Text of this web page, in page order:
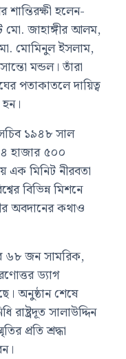
শান্তিরক্ষী হলেন-
মো. জাহাঙ্গীর আলম,
মোমিনুল ইসলাম,
মন্ডল। তাঁরা
পতাকাতলে দায়িত্ব
১৯৪৮ সাল
৪ হাজার ৫০০
এক মিনিট নীরবতা
বিভিন্ন মিশনে
অবদানের কথাও
৬৮ জন সামরিক,
ড্যাগ
অনুষ্ঠান শেষে
রাষ্ট্রদূত সালাউদ্দিন
প্রতি শ্রদ্ধা